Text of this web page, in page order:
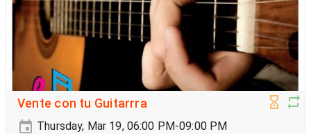
Vente con tu Guitarrra
Thursday, Mar 19, 06:00 PM-09:00 PM